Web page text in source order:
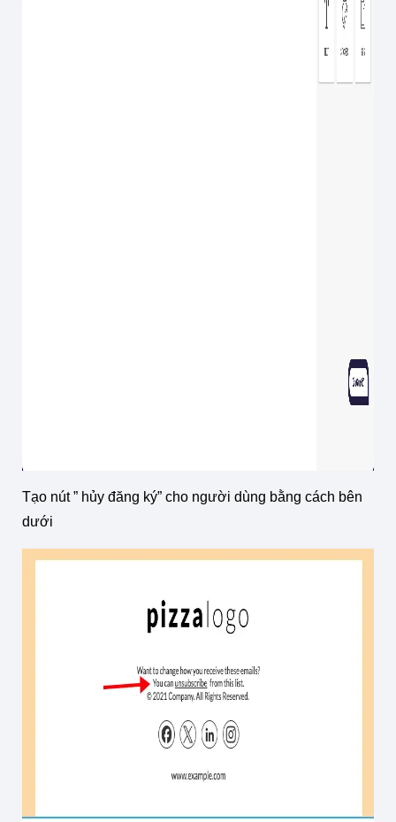
Tạo nút ” hủy đăng ký” cho người dùng bằng cách bên
dưới